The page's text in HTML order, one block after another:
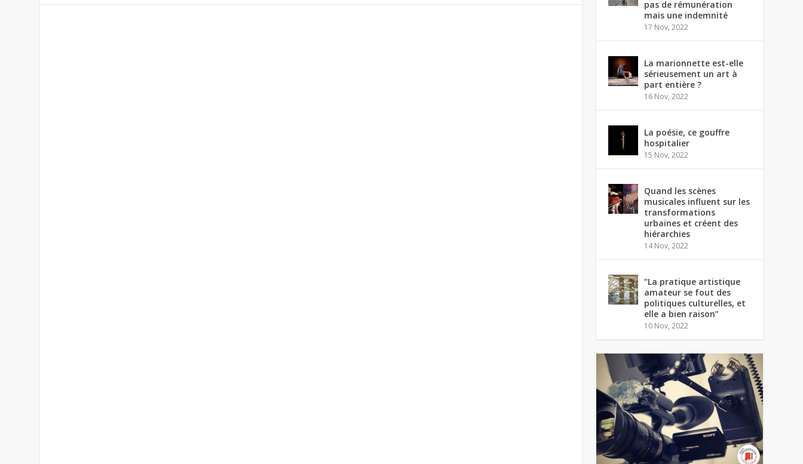
pas de rémunération
mais une indemnité
17 Nov, 2022
La marionnette est-elle
sérieusement un art à
part entière ?
16 Nov, 2022
La poésie, ce gouffre
hospitalier
15 Nov, 2022
Quand les scènes
musicales influent sur les
transformations
urbaines et créent des
hiérarchies
14 Nov, 2022
“La pratique artistique
amateur se fout des
politiques culturelles, et
elle a bien raison”
10 Nov, 2022